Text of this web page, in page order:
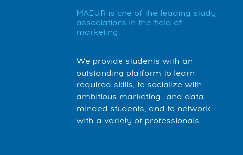
MAEUR is one of the leading study
associations in the field of
marketing.
We provide students with an
outstanding platform to learn
required skills, to socialize with
ambitious marketing- and data-
minded students, and to network
with a variety of professionals.